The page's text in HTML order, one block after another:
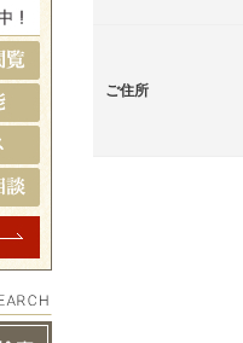
ご住所